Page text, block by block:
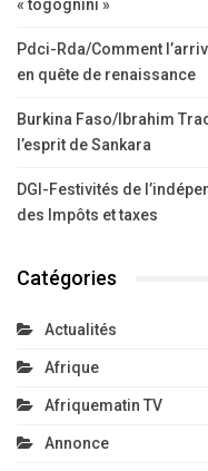
« togognini »
Pdci-Rda/Comment
en quête de renaissance
Burkina Faso/Ibrahim
l’esprit de Sankara
DGI-Festivités de
des Impôts et taxes
Catégories
Actualités
Afrique
Afriquematin TV
Annonce